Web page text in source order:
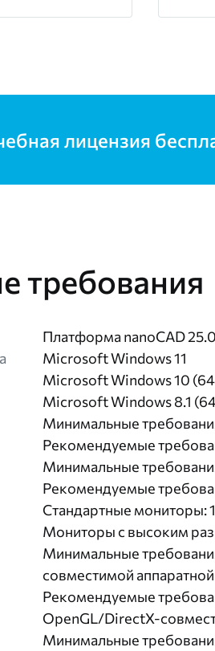
лицензия
требования
Платформа nanoCAD
Microsoft Windows 11
Microsoft Windows 10
Microsoft Windows 8.1
Минимальные
Рекомендуемые
Минимальные
Рекомендуемые
Стандартные мониторы:
Мониторы с высоким
Минимальные
совместимой
Рекомендуемые
OpenGL/DirectX-
Минимальные